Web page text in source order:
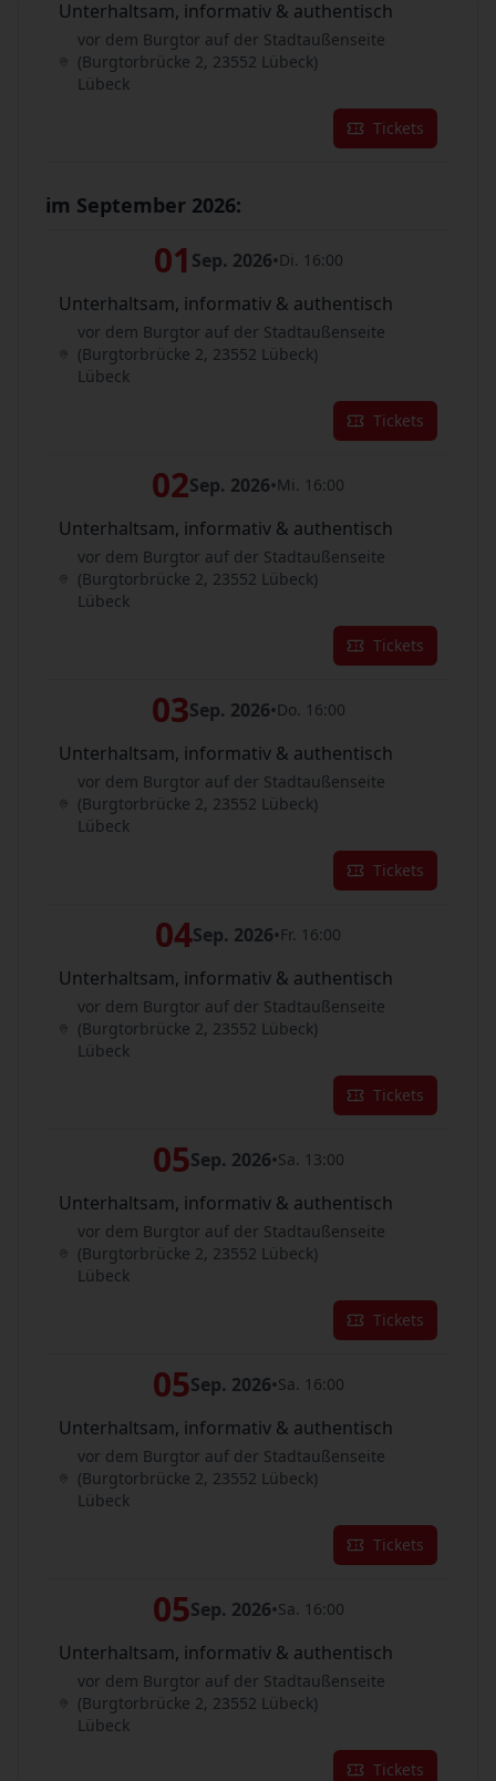
Unterhaltsam, informativ & authentisch
vor dem Burgtor auf der Stadtaußenseite
(Burgtorbrücke 2, 23552 Lübeck)
Lübeck
Tickets
im September 2026:
01 Sep. 2026•Di. 16:00
Unterhaltsam, informativ & authentisch
vor dem Burgtor auf der Stadtaußenseite
(Burgtorbrücke 2, 23552 Lübeck)
Lübeck
Tickets
02Sep. 2026•Mi. 16:00
Unterhaltsam, informativ & authentisch
vor dem Burgtor auf der Stadtaußenseite
(Burgtorbrücke 2, 23552 Lübeck)
Lübeck
Tickets
03Sep. 2026•Do. 16:00
Unterhaltsam, informativ & authentisch
vor dem Burgtor auf der Stadtaußenseite
(Burgtorbrücke 2, 23552 Lübeck)
Lübeck
Tickets
04Sep. 2026•Fr. 16:00
Unterhaltsam, informativ & authentisch
vor dem Burgtor auf der Stadtaußenseite
(Burgtorbrücke 2, 23552 Lübeck)
Lübeck
Tickets
05Sep. 2026•Sa. 13:00
Unterhaltsam, informativ & authentisch
vor dem Burgtor auf der Stadtaußenseite
(Burgtorbrücke 2, 23552 Lübeck)
Lübeck
Tickets
05Sep. 2026•Sa. 16:00
Unterhaltsam, informativ & authentisch
vor dem Burgtor auf der Stadtaußenseite
(Burgtorbrücke 2, 23552 Lübeck)
Lübeck
Tickets
05Sep. 2026•Sa. 16:00
Unterhaltsam, informativ & authentisch
vor dem Burgtor auf der Stadtaußenseite
(Burgtorbrücke 2, 23552 Lübeck)
Lübeck
Tickets